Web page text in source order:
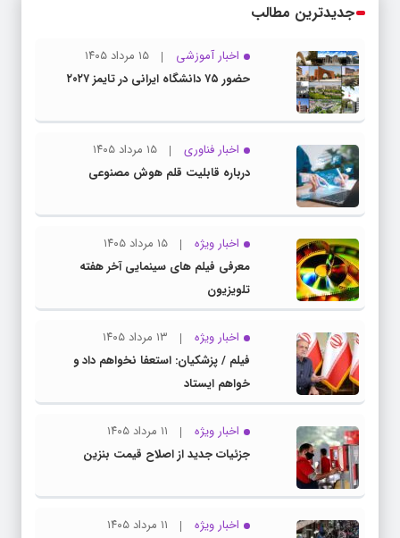
جدیدترین مطالب
اخبار آموزشی
۱۵ مرداد ۱۴۰۵
حضور ۷۵ دانشگاه ایرانی در تایمز ۲۰۲۷
اخبار فناوری
۱۵ مرداد ۱۴۰۵
درباره قابلیت قلم هوش مصنوعی
اخبار ویژه
۱۵ مرداد ۱۴۰۵
معرفی فیلم های سینمایی آخر هفته
تلویزیون
اخبار ویژه
۱۳ مرداد ۱۴۰۵
فیلم / پزشکیان: استعفا نخواهم داد و
خواهم ایستاد
اخبار ویژه
۱۱ مرداد ۱۴۰۵
جزئیات جدید از اصلاح قیمت بنزین
اخبار ویژه
۱۱ مرداد ۱۴۰۵